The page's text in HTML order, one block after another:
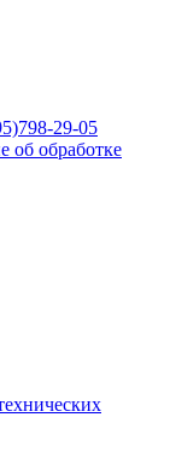
29-05
об обработке